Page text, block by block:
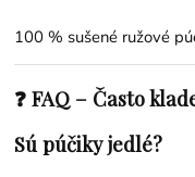
100 % sušené ružové
❓ FAQ – Často
Sú púčiky jedlé?